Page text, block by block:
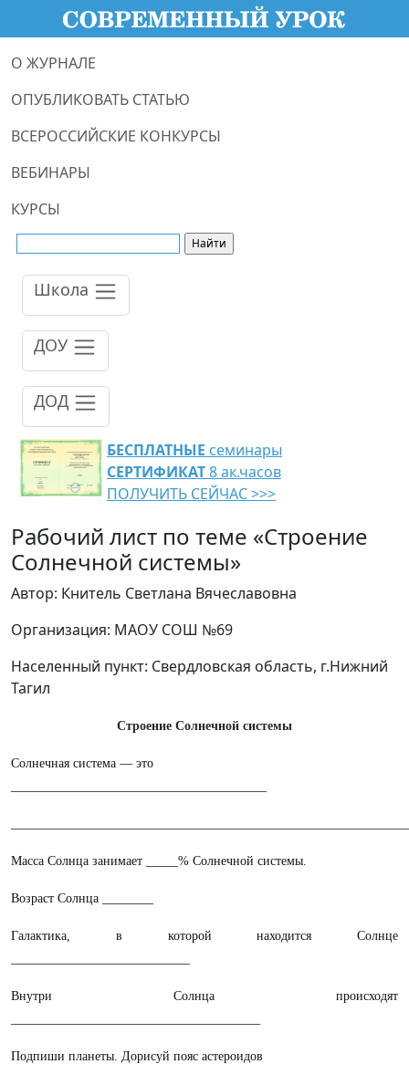
О ЖУРНАЛЕ
ОПУБЛИКОВАТЬ СТАТЬЮ
ВСЕРОССИЙСКИЕ КОНКУРСЫ
ВЕБИНАРЫ
КУРСЫ
Школа
ДОУ
ДОД
БЕСПЛАТНЫЕ семинары
СЕРТИФИКАТ8 ак.часов
ПОЛУЧИТЬ СЕЙЧАС >>>
Рабочий лист по теме «Строение
Солнечной системы»
Автор: Книтель Светлана Вячеславовна
Организация: МАОУ СОШ №69
Населенный пункт: Свердловская область, г.Нижний
Тагил
Строение Солнечной системы
Солнечная система — это
Масса Солнца занимает _____% Солнечной системы.
Возраст Солнца ________
Галактика, в которой находится Солнце
Внутри Солнца происходят
Подпиши планеты. Дорисуй пояс астероидов